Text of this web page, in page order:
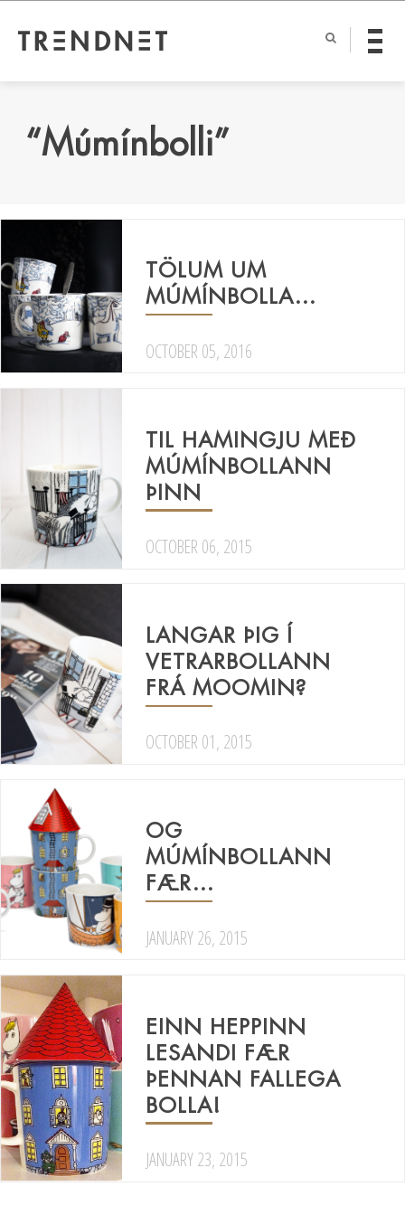
“Múmínbolli”
TÖLUM UM
MÚMÍNBOLLA…
OCTOBER 05, 2016
TIL HAMINGJU MEÐ
MÚMÍNBOLLANN
ÞINN
OCTOBER 06, 2015
LANGAR ÞIG Í
VETRARBOLLANN
FRÁ MOOMIN?
OCTOBER 01, 2015
OG
MÚMÍNBOLLANN
FÆR…
JANUARY 26, 2015
EINN HEPPINN
LESANDI FÆR
ÞENNAN FALLEGA
BOLLA!
JANUARY 23, 2015